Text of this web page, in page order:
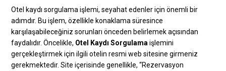
Otel kaydı sorgulama işlemi, seyahat edenler için önemli bir
adımdır. Bu işlem, özellikle konaklama süresince
karşılaşabileceğiniz sorunları önceden belirlemek açısından
faydalıdır. Öncelikle, Otel Kaydı Sorgulama işlemini
gerçekleştirmek için ilgili otelin resmi web sitesine girmeniz
gerekmektedir. Site içerisinde genellikle, “Rezervasyon